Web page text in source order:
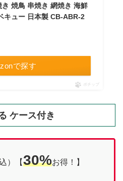
焼鳥 串焼き 網焼き 海鮮
キュー 日本製 CB-ABR-2
で探す
ポチップ
ケース付き
）【30%お得！】